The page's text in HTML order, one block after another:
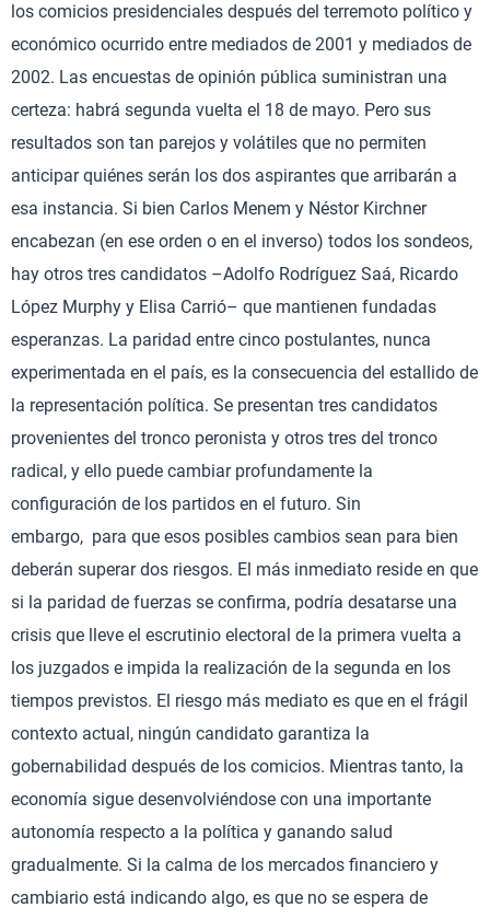
los comicios presidenciales después del terremoto político y
económico ocurrido entre mediados de 2001 y mediados de
2002. Las encuestas de opinión pública suministran una
certeza: habrá segunda vuelta el 18 de mayo. Pero sus
resultados son tan parejos y volátiles que no permiten
anticipar quiénes serán los dos aspirantes que arribarán a
esa instancia. Si bien Carlos Menem y Néstor Kirchner
encabezan (en ese orden o en el inverso) todos los sondeos,
hay otros tres candidatos –Adolfo Rodríguez Saá, Ricardo
López Murphy y Elisa Carrió– que mantienen fundadas
esperanzas. La paridad entre cinco postulantes, nunca
experimentada en el país, es la consecuencia del estallido de
la representación política. Se presentan tres candidatos
provenientes del tronco peronista y otros tres del tronco
radical, y ello puede cambiar profundamente la
configuración de los partidos en el futuro. Sin
embargo, para que esos posibles cambios sean para bien
deberán superar dos riesgos. El más inmediato reside en que
si la paridad de fuerzas se confirma, podría desatarse una
crisis que lleve el escrutinio electoral de la primera vuelta a
los juzgados e impida la realización de la segunda en los
tiempos previstos. El riesgo más mediato es que en el frágil
contexto actual, ningún candidato garantiza la
gobernabilidad después de los comicios. Mientras tanto, la
economía sigue desenvolviéndose con una importante
autonomía respecto a la política y ganando salud
gradualmente. Si la calma de los mercados financiero y
cambiario está indicando algo, es que no se espera de